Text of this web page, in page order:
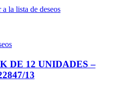
la lista de deseos
DE 12 UNIDADES –
13